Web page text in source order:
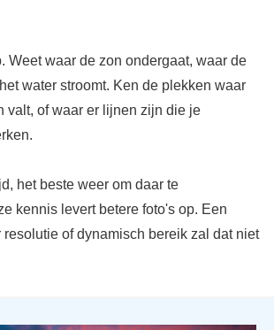
Weet waar de zon ondergaat, waar de
water stroomt. Ken de plekken waar
valt, of waar er lijnen zijn die je
het beste weer om daar te
kennis levert betere foto's op. Een
resolutie of dynamisch bereik zal dat niet